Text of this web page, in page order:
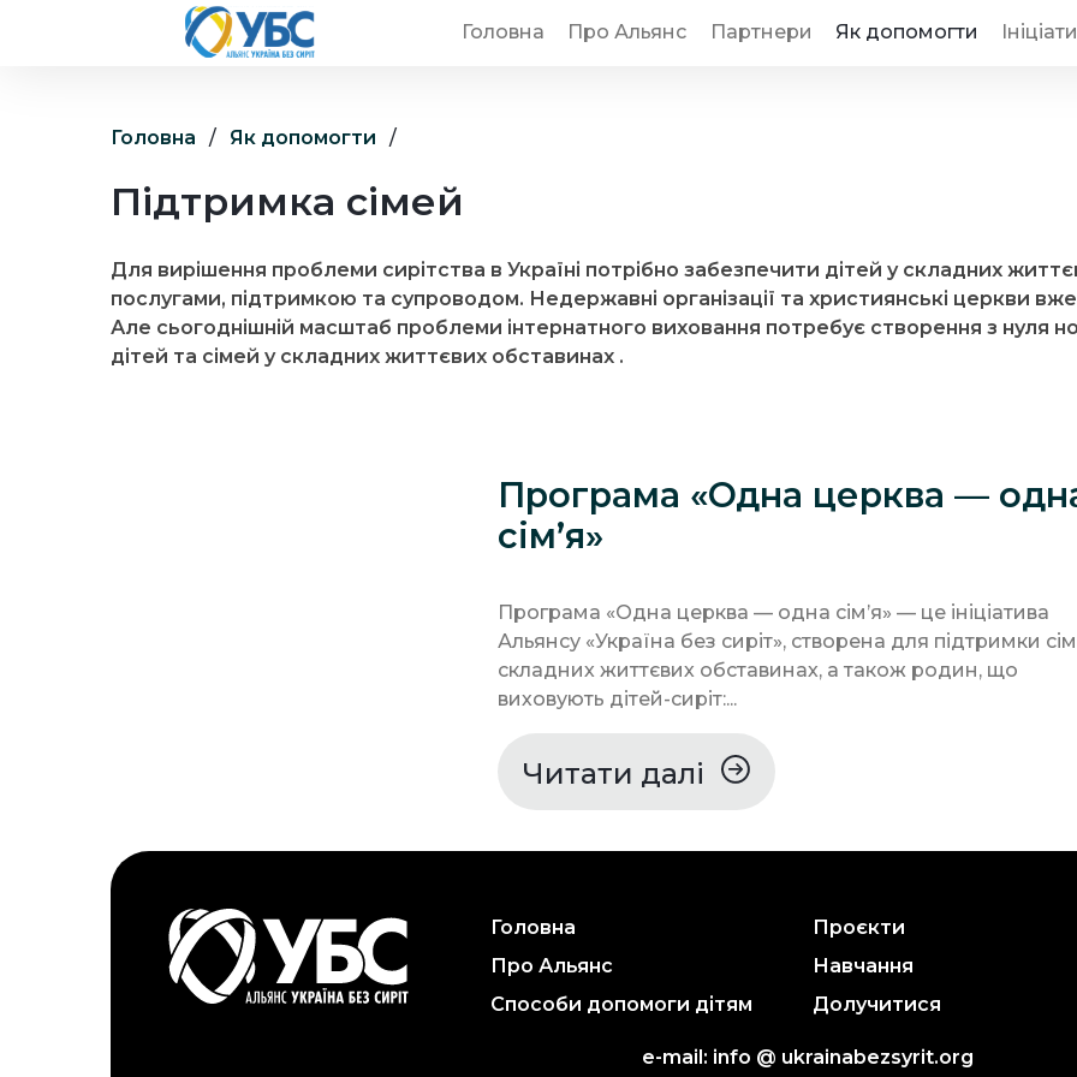
Головна Про Альянс Партнери Як допомогти
Головна / Як допомогти /
Підтримка сімей
Для вирішення проблеми сирітства в Україні потрібно забезпечити дітей у складних
послугами, підтримкою та супроводом. Недержавні організації та християнські церкви
Але сьогоднішній масштаб проблеми інтернатного виховання потребує створення з нуля
дітей та сімей у складних життєвих обставинах .
Програма «Одна церква —
сімʼя»
Програма «Одна церква — одна сімʼя» — це ініціатива
Альянсу «Україна без сиріт», створена для підтримки
складних життєвих обставинах, а також родин, що
виховують дітей-сиріт:...
Читати далі
Головна
Про Альянс
Способи допомоги дітям
Проєкти
Навчання
Долучитися
e-mail: info @ ukrainabezsyrit.org